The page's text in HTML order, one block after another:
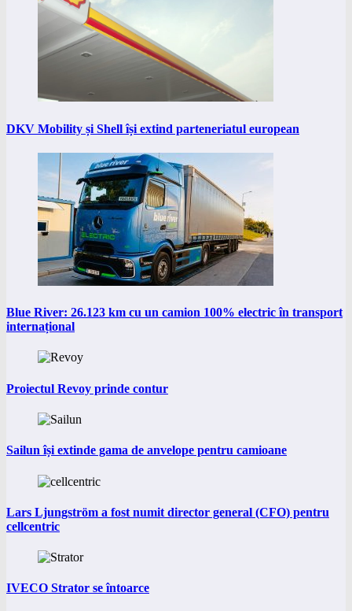
DKV Mobility și Shell își extind parteneriatul european
Blue River: 26.123 km cu un camion 100% electric în transport
internațional
Proiectul Revoy prinde contur
Sailun își extinde gama de anvelope pentru camioane
Lars Ljungström a fost numit director general (CFO) pentru
cellcentric
IVECO Strator se întoarce